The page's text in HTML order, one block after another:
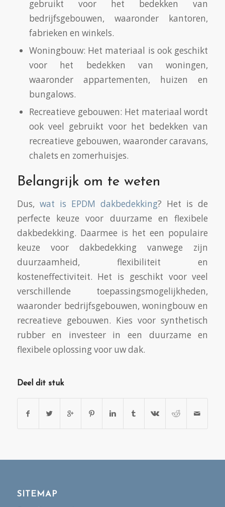
gebruikt voor het bedekken van
bedrijfsgebouwen, waaronder kantoren,
fabrieken en winkels.
Woningbouw: Het materiaal is ook geschikt
voor het bedekken van woningen,
waaronder appartementen, huizen en
bungalows.
Recreatieve gebouwen: Het materiaal wordt
ook veel gebruikt voor het bedekken van
recreatieve gebouwen, waaronder caravans,
chalets en zomerhuisjes.
Belangrijk om te weten
Dus, wat is EPDM dakbedekking? Het is de
perfecte keuze voor duurzame en flexibele
dakbedekking. Daarmee is het een populaire
keuze voor dakbedekking vanwege zijn
duurzaamheid, flexibiliteit en
kosteneffectiviteit. Het is geschikt voor veel
verschillende toepassingsmogelijkheden,
waaronder bedrijfsgebouwen, woningbouw en
recreatieve gebouwen. Kies voor synthetisch
rubber en investeer in een duurzame en
flexibele oplossing voor uw dak.
Deel dit stuk
SITEMAP